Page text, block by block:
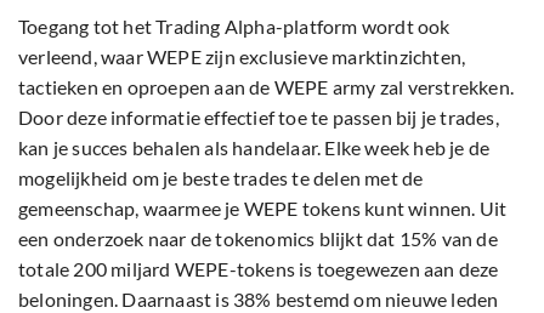
Toegang tot het Trading Alpha-platform wordt ook
verleend, waar WEPE zijn exclusieve marktinzichten,
tactieken en oproepen aan de WEPE army zal verstrekken.
Door deze informatie effectief toe te passen bij je trades,
kan je succes behalen als handelaar. Elke week heb je de
mogelijkheid om je beste trades te delen met de
gemeenschap, waarmee je WEPE tokens kunt winnen. Uit
een onderzoek naar de tokenomics blijkt dat 15% van de
totale 200 miljard WEPE-tokens is toegewezen aan deze
beloningen. Daarnaast is 38% bestemd om nieuwe leden